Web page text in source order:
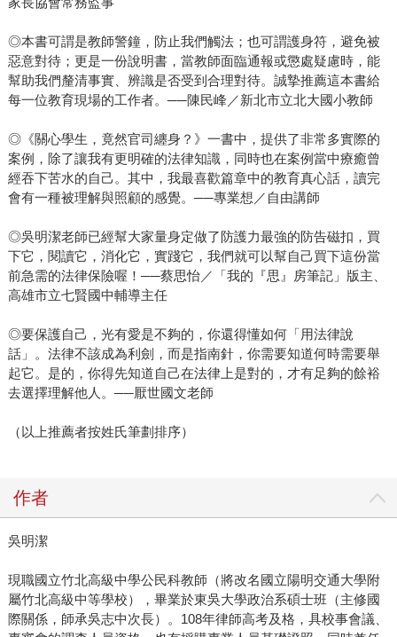
◎本書可謂是教師警鐘，防止我們觸法；也可謂護身符，避免被
惡意對待；更是一份說明書，當教師面臨通報或懲處疑慮時，能
幫助我們釐清事實、辨識是否受到合理對待。誠摯推薦這本書給
每一位教育現場的工作者。──陳民峰／新北市立北大國小教師
◎《關心學生，竟然官司纏身？》一書中，提供了非常多實際的
案例，除了讓我有更明確的法律知識，同時也在案例當中療癒曾
經吞下苦水的自己。其中，我最喜歡篇章中的教育真心話，讀完
會有一種被理解與照顧的感覺。──專業想／自由講師
◎吳明潔老師已經幫大家量身定做了防護力最強的防告磁扣，買
下它，閱讀它，消化它，實踐它，我們就可以幫自己買下這份當
前急需的法律保險喔！──蔡思怡／「我的『思』房筆記」版主、
高雄市立七賢國中輔導主任
◎要保護自己，光有愛是不夠的，你還得懂如何「用法律說
話」。法律不該成為利劍，而是指南針，你需要知道何時需要舉
起它。是的，你得先知道自己在法律上是對的，才有足夠的餘裕
去選擇理解他人。──厭世國文老師
（以上推薦者按姓氏筆劃排序）
作者
吳明潔
現職國立竹北高級中學公民科教師（將改名國立陽明交通大學附
屬竹北高級中等學校），畢業於東吳大學政治系碩士班（主修國
際關係，師承吳志中次長）。108年律師高考及格，具校事會議、